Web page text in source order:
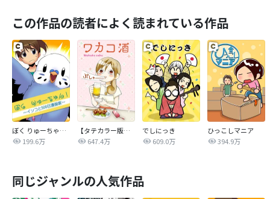
この作品の読者によく読まれている作品
ぼく りゅーちゃん！ ～インコと500日漫画家～
199.6万
【タテカラー版】ワカコ酒
647.4万
でしにっき
609.0万
ひっこしマニア
394.9万
同じジャンルの人気作品